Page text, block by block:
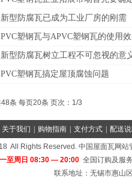
新型防腐瓦已成为工业厂房的刚需
PVC塑钢瓦与APVC塑钢瓦的使用
新型防腐瓦树立工程不可忽视的意
PVC塑钢瓦搞定屋顶腐蚀问题
条 每页20条 页次：1/3
All Rights Reserved. 中国屋面瓦网
至周日 08:30 — 20:00全国订购及服
联系地址：无锡市惠
关于我们 购物指南 支付方式 配送